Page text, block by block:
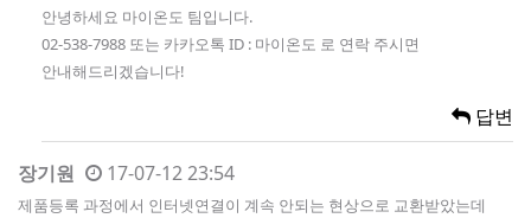
안녕하세요 마이온도 팀입니다.
02-538-7988 또는 카카오톡 ID : 마이온도 로 연락 주시면
안내해드리겠습니다!
답변
장기원 17-07-12 23:54
제품등록 과정에서 인터넷연결이 계속 안되는 현상으로 교환받았는데